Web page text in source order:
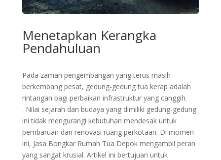
Menetapkan Kerangka
Pendahuluan
Pada zaman pengembangan yang terus masih
berkembang pesat, gedung-gedung tua kerap adalah
rintangan bagi perbaikan infrastruktur yang canggih.
. Nilai sejarah dan budaya yang dimiliki gedung-gedung
ini tidak mengurangi kebutuhan mendesak untuk
pembaruan dan renovasi ruang perkotaan. Di momen
ini, Jasa Bongkar Rumah Tua Depok mengambil peran
yang sangat krusial. Artikel ini bertujuan untuk